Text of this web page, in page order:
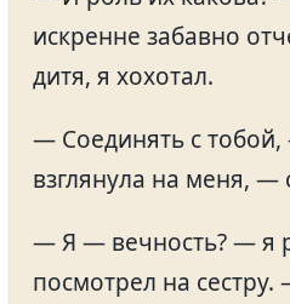
искренне забавно
дитя, я хохотал.
— Соединять с
взглянула на меня, —
— Я — вечность? — я
посмотрел на